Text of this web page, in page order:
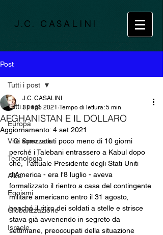
J.C. CASALINI
Post
Tutti i post
Europa
Vite Spezzate
Tecnologia
Alba
Egoismi
Globalizzazione
Israele
Tutti i post
AFGHANISTAN E IL DOLLARO
J.C. CASALINI
31 ago 2021 Tempo di lettura: 5 min
Aggiornamento: 4 set 2021
  Ci sono voluti poco meno di 10 giorni
perché i Talebani entrassero a Kabul dopo
che,  l'attuale Presidente degli Stati Uniti
d'America - era l'8 luglio - aveva
formalizzato il rientro a casa del contingente
militare americano entro il 31 agosto,
benché il ritiro dei soldati a stelle e strisce
stava già avvenendo in segreto da
settimane, preoccupati della situazione